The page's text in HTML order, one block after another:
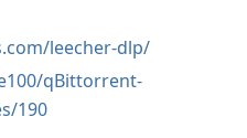
leecher-dlp/
qBittorrent-
190